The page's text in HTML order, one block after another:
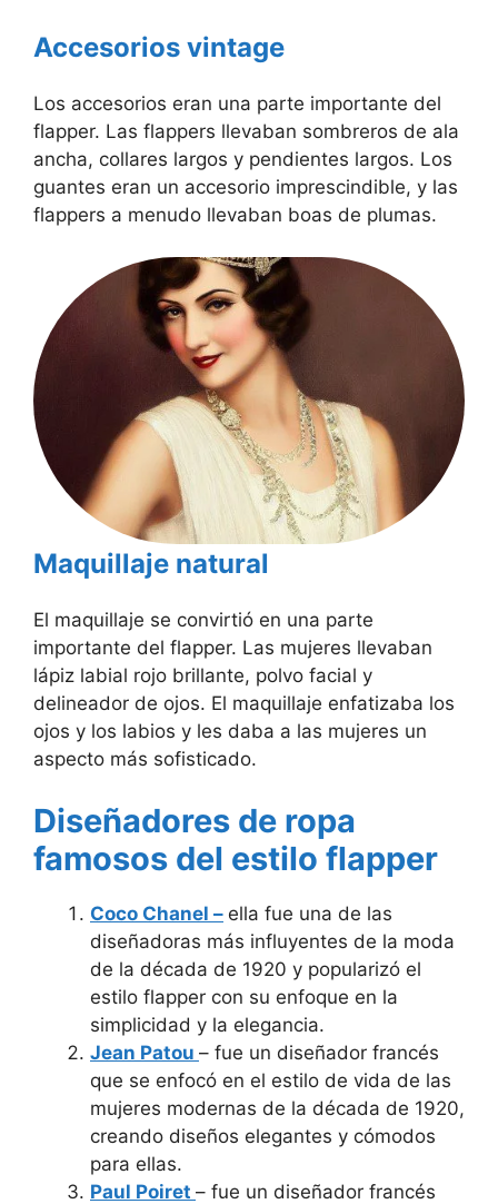
Accesorios vintage
Los accesorios eran una parte importante del
flapper. Las flappers llevaban sombreros de ala
ancha, collares largos y pendientes largos. Los
guantes eran un accesorio imprescindible, y las
flappers a menudo llevaban boas de plumas.
Maquillaje natural
El maquillaje se convirtió en una parte
importante del flapper. Las mujeres llevaban
lápiz labial rojo brillante, polvo facial y
delineador de ojos. El maquillaje enfatizaba los
ojos y los labios y les daba a las mujeres un
aspecto más sofisticado.
Diseñadores de ropa
famosos del estilo flapper
Coco Chanel – ella fue una de las
diseñadoras más influyentes de la moda
de la década de 1920 y popularizó el
estilo flapper con su enfoque en la
simplicidad y la elegancia.
Jean Patou – fue un diseñador francés
que se enfocó en el estilo de vida de las
mujeres modernas de la década de 1920,
creando diseños elegantes y cómodos
para ellas.
Paul Poiret – fue un diseñador francés